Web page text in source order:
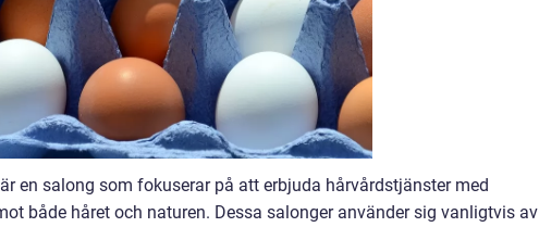
en salong som fokuserar på att erbjuda hårvårdstjänster med
både håret och naturen. Dessa salonger använder sig vanligtvis av